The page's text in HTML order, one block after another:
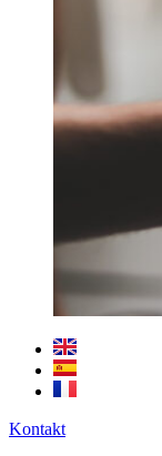
Kontakt